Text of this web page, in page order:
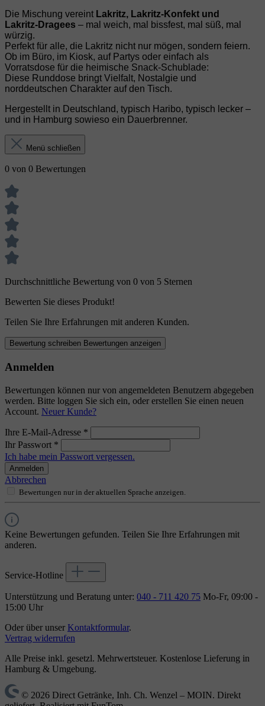
Die Mischung vereint Lakritz, Lakritz‑Konfekt und
Lakritz‑Dragees – mal weich, mal bissfest, mal süß, mal
würzig.
Perfekt für alle, die Lakritz nicht nur mögen, sondern feiern.
Ob im Büro, im Kiosk, auf Partys oder einfach als
Vorratsdose für die heimische Snack‑Schublade:
Diese Runddose bringt Vielfalt, Nostalgie und
norddeutschen Charakter auf den Tisch.
Hergestellt in Deutschland, typisch Haribo, typisch lecker –
und in Hamburg sowieso ein Dauerbrenner.
Menü schließen
0 von 0 Bewertungen
Durchschnittliche Bewertung von 0 von 5 Sternen
Bewerten Sie dieses Produkt!
Teilen Sie Ihre Erfahrungen mit anderen Kunden.
Bewertung schreiben Bewertungen anzeigen
Anmelden
Bewertungen können nur von angemeldeten Benutzern abgegeben
werden. Bitte loggen Sie sich ein, oder erstellen Sie einen neuen
Account. Neuer Kunde?
Ihre E-Mail-Adresse *
Ihr Passwort *
Ich habe mein Passwort vergessen.
Anmelden
Abbrechen
Bewertungen nur in der aktuellen Sprache anzeigen.
Keine Bewertungen gefunden. Teilen Sie Ihre Erfahrungen mit
anderen.
Service-Hotline
Unterstützung und Beratung unter: 040 - 711 420 75 Mo-Fr, 09:00 -
15:00 Uhr
Oder über unser Kontaktformular.
Vertrag widerrufen
Alle Preise inkl. gesetzl. Mehrwertsteuer. Kostenlose Lieferung in
Hamburg & Umgebung.
© 2026 Direct Getränke, Inh. Ch. Wenzel – MOIN. Direkt